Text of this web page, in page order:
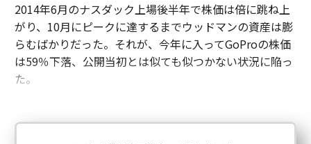
2014年6月のナスダック上場後半年で株価は倍に跳ね上
がり、10月にピークに達するまでウッドマンの資産は膨
らむばかりだった。それが、今年に入ってGoProの株価
は59％下落、公開当初とは似ても似つかない状況に陥っ
た。